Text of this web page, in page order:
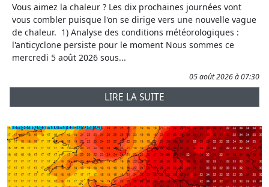
Vous aimez la chaleur ? Les dix prochaines journées vont
vous combler puisque l'on se dirige vers une nouvelle vague
de chaleur. 1) Analyse des conditions météorologiques :
l'anticyclone persiste pour le moment Nous sommes ce
mercredi 5 août 2026 sous...
05 août 2026 à 07:30
LIRE LA SUITE